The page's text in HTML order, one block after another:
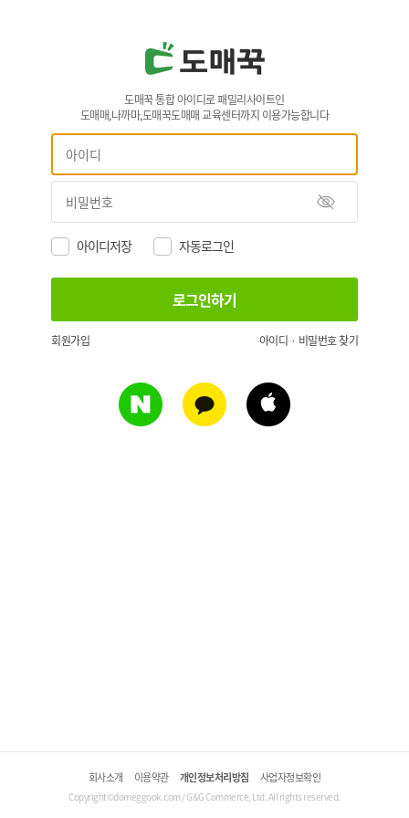
도매꾹 통합 아이디로 패밀리사이트인
도매매,나까마,도매꾹도매매 교육센터까지 이용가능합니다
아이디저장 자동로그인
회원가입 아이디 · 비밀번호 찾기
회사소개 이용약관 개인정보처리방침 사업자정보확인
Copyright©domeggook.com / G&G Commerce, Ltd. All rights reserved.